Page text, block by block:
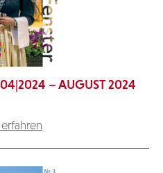
– AUGUST 2024